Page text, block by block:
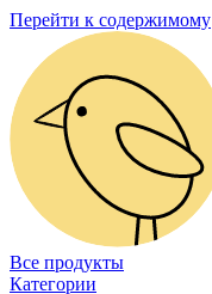
Перейти к содержимому
Все продукты
Категории